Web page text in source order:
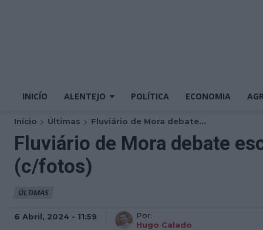
INICÍO ALENTEJO POLÍTICA ECONOMIA
Início Últimas Fluviário de Mora debate...
Fluviário de Mora debate
(c/fotos)
ÚLTIMAS
6 Abril, 2024 - 11:59
Por:
Hugo Calado